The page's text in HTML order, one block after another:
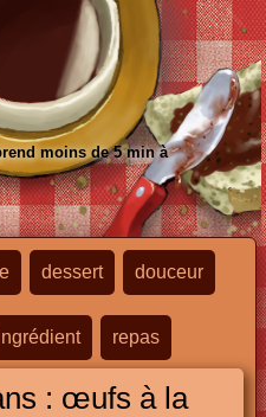
moins de 5 min à
dessert douceur
repas
: œufs à la